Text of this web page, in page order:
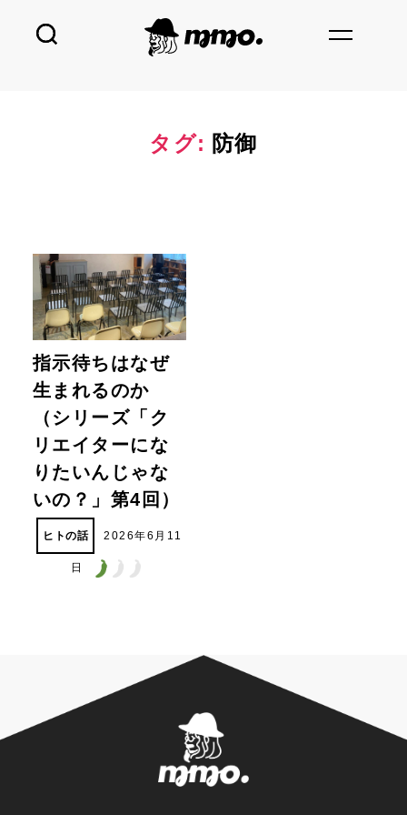
タグ: 防御
指示待ちはなぜ
生まれるのか
（シリーズ「ク
リエイターにな
りたいんじゃな
いの？」第4回）
ヒトの話 2026年6月11
日